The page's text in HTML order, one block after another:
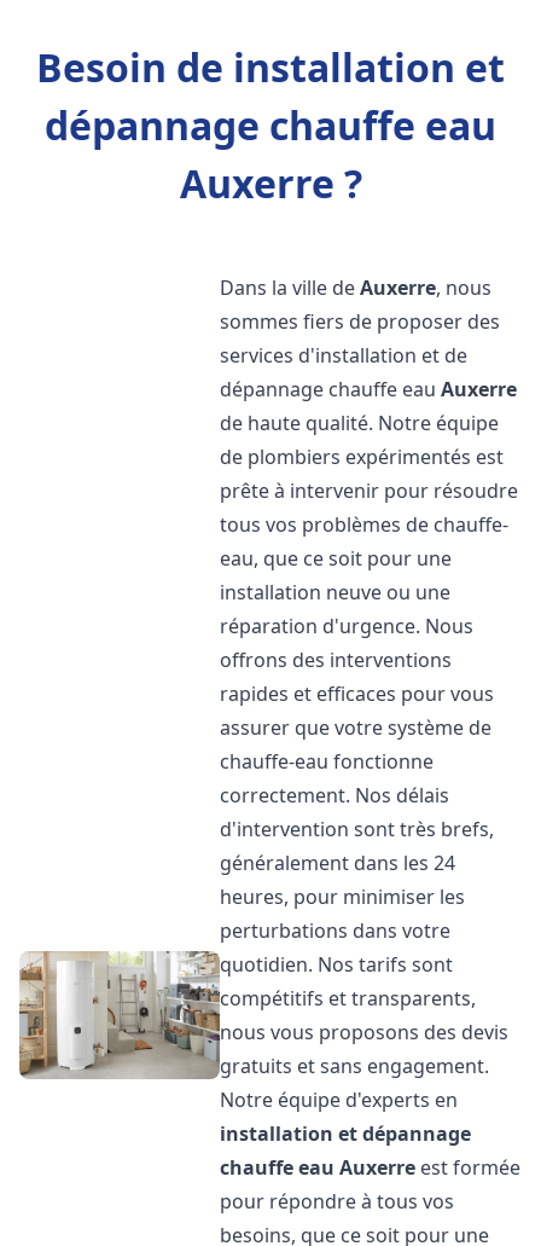
Besoin de installation et
dépannage chauffe eau
Auxerre ?
Dans la ville deAuxerre, nous
sommes fiers de proposer des
services d'installation et de
dépannage chauffe eauAuxerre
de haute qualité. Notre équipe
de plombiers expérimentés est
prête à intervenir pour résoudre
tous vos problèmes de chauffe-
eau, que ce soit pour une
installation neuve ou une
réparation d'urgence. Nous
offrons des interventions
rapides et efficaces pour vous
assurer que votre système de
chauffe-eau fonctionne
correctement. Nos délais
d'intervention sont très brefs,
généralement dans les 24
heures, pour minimiser les
perturbations dans votre
quotidien. Nos tarifs sont
compétitifs et transparents,
nous vous proposons des devis
gratuits et sans engagement.
Notre équipe d'experts en
installation et dépannage
chauffe eau Auxerre est formée
pour répondre à tous vos
besoins, que ce soit pour une